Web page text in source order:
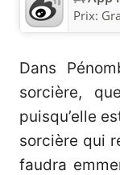
Prix:
Dans
sorcière,
puisqu’elle
sorcière qui
faudra